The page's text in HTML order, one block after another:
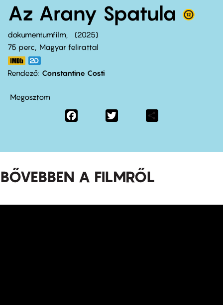
Az Arany Spatula
dokumentumfilm
2025
75 perc,
Magyar felirattal
Rendező Constantine Costi
Megosztom
Facebook
BŐVEBBEN A FILMRŐL